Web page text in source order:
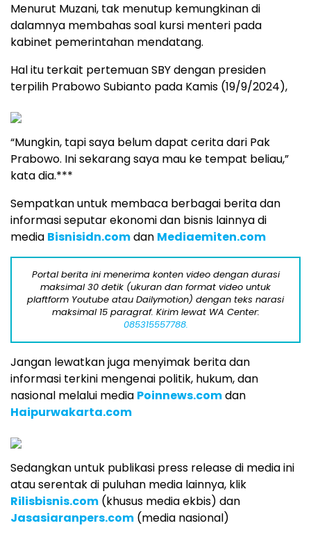
Menurut Muzani, tak menutup kemungkinan di
dalamnya membahas soal kursi menteri pada
kabinet pemerintahan mendatang.
Hal itu terkait pertemuan SBY dengan presiden
terpilih Prabowo Subianto pada Kamis (19/9/2024),
“Mungkin, tapi saya belum dapat cerita dari Pak
Prabowo. Ini sekarang saya mau ke tempat beliau,”
kata dia.***
Sempatkan untuk membaca berbagai berita dan
informasi seputar ekonomi dan bisnis lainnya di
media Bisnisidn.comdan Mediaemiten.com
Portal berita ini menerima konten video dengan durasi
maksimal 30 detik (ukuran dan format video untuk
plaftform Youtube atau Dailymotion) dengan teks narasi
maksimal 15 paragraf. Kirim lewat WA Center:
085315557788.
Jangan lewatkan juga menyimak berita dan
informasi terkini mengenai politik, hukum, dan
nasional melalui media Poinnews.comdan
Haipurwakarta.com
Sedangkan untuk publikasi press release di media ini
atau serentak di puluhan media lainnya, klik
Rilisbisnis.com (khusus media ekbis) dan
Jasasiaranpers.com (media nasional)